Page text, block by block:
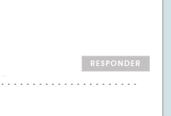
RESPONDER